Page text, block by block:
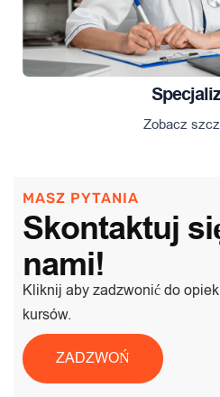
Zobacz
MASZ PYTANIA
Skontaktuj
nami!
Kliknij aby zadzwonić do
kursów.
ZADZWOŃ